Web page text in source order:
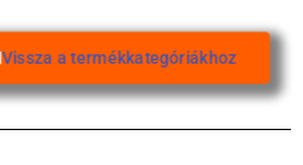
Vissza a termékkategóriákhoz